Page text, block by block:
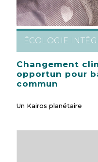
ÉCOLOGIE
Changement
opportun pour
commun
Un Kairos planétaire